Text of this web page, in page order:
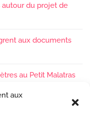
aux
autour du projet de
aux documents
au Petit Malatras
!